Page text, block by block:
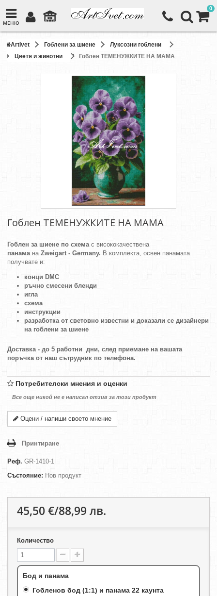
МЕНЮ
0
ArtIvet Гоблени за шиене
Луксозни гоблени
Цветя и животни
Гоблен ТЕМЕНУЖКИТЕ НА МАМА
Гоблен ТЕМЕНУЖКИТЕ НА МАМА
Гоблен за шиене по схемас висококачествена
панамана Zweigart - Germany. В комплекта, освен панамата
получвате и:
конци DMC
ръчно смесени бленди
игла
схема
инструкции
разработка от световно известни и доказали се дизайнери
на гоблени за шиене
Доставка - до 5 работни дни, след приемане на вашата
поръчка от наш сътрудник по телефона.
Потребителски мнения и оценки
Все още никой не е написал отзив за този продукт
Оцени / напиши своето мнение
Принтиране
Реф. GR-1410-1
Състояние: Нов продукт
45,50 €/88,99 лв.
Количество
Бод и панама
Гобленов бод (1:1) и панама 22 каунта